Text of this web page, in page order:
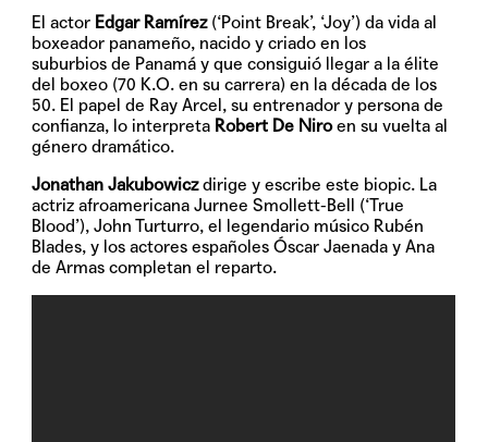
El actor Edgar Ramírez(‘Point Break’, ‘Joy’) da vida al
boxeador panameño, nacido y criado en los
suburbios de Panamá y que consiguió llegar a la élite
del boxeo (70 K.O. en su carrera) en la década de los
50. El papel de Ray Arcel, su entrenador y persona de
confianza, lo interpreta Robert De Niroen su vuelta al
género dramático.
Jonathan Jakubowiczdirige y escribe este biopic. La
actriz afroamericanaJurnee Smollett-Bell (‘True
Blood’),John Turturro, el legendario músico Rubén
Blades, y los actores españoles Óscar Jaenada y Ana
de Armas completan el reparto.